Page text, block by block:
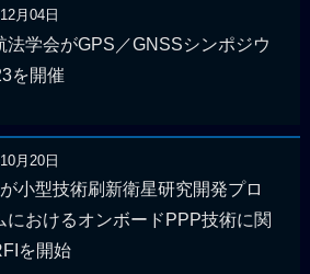
月04日
法学会がGPS／GNSSシンポジウ
を開催
月20日
小型技術刷新衛星研究開発プロ
におけるオンボードPPP技術に関
を開始